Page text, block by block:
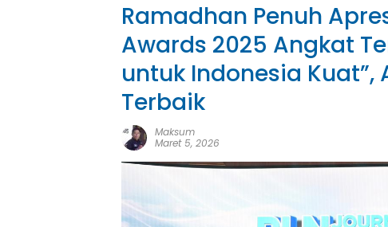
Ramadhan Penuh
Awards 2025 Angkat
untuk Indonesia Kuat”,
Terbaik
Maksum
Maret 5, 2026